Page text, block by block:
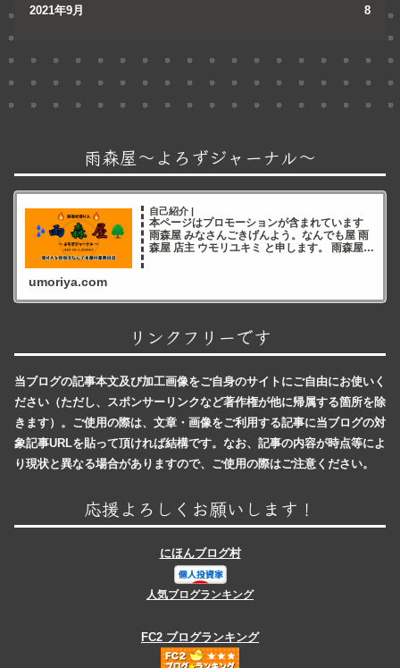
2021年9月 8
雨森屋～よろずジャーナル～
自己紹介 |
本ページはプロモーションが含まれています
雨森屋 みなさんごきげんよう。なんでも屋 雨
森屋 店主 ウモリユキミ と申します。 雨森屋店
umoriya.com
リンクフリーです
当ブログの記事本文及び加工画像をご自身のサイトにご自由にお使いく
ださい（ただし、スポンサーリンクなど著作権が他に帰属する箇所を除
きます）。ご使用の際は、文章・画像をご利用する記事に当ブログの対
象記事URLを貼って頂ければ結構です。なお、記事の内容が時点等によ
り現状と異なる場合がありますので、ご使用の際はご注意ください。
応援よろしくお願いします！
にほんブログ村
人気ブログランキング
FC2 ブログランキング